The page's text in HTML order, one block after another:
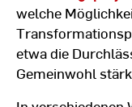
welche
etwa die
Gemeinwohl